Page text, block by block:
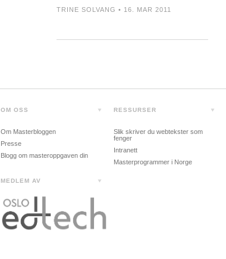
TRINE SOLVANG • 16. MAR 2011
OM OSS
Om Masterbloggen
Presse
Blogg om masteroppgaven din
MEDLEM AV
RESSURSER
Slik skriver du webtekster som
fenger
Intranett
Masterprogrammer i Norge